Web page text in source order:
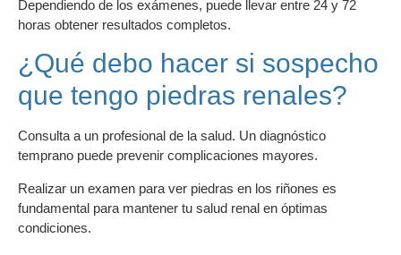
Dependiendo de los exámenes, puede llevar entre 24 y 72
horas obtener resultados completos.
¿Qué debo hacer si sospecho
que tengo piedras renales?
Consulta a un profesional de la salud. Un diagnóstico
temprano puede prevenir complicaciones mayores.
Realizar un examen para ver piedras en los riñones es
fundamental para mantener tu salud renal en óptimas
condiciones.